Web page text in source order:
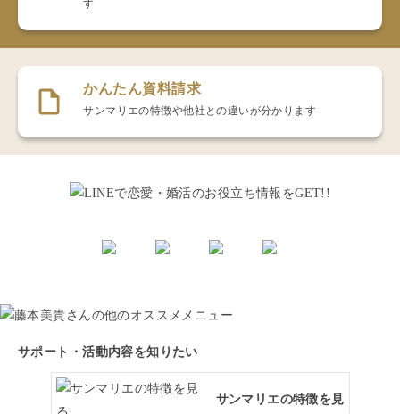
す
かんたん資料請求
サンマリエの特徴や他社との違いが分かります
サポート・活動内容を知りたい
サンマリエの特徴を見